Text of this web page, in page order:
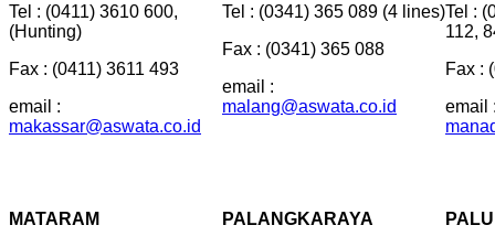
Tel : (0411) 3610 600,
(Hunting)
Fax : (0411) 3611 493
email :
makassar@aswata.co.id
Tel : (0341) 365 089 (4 lines)
Fax : (0341) 365 088
email :
malang@aswata.co.id
Tel :
112,
Fax :
email
MATARAM
PALANGKARAYA
PALU